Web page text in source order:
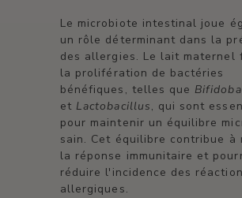
Le microbiote intestinal joue
un rôle déterminant dans la
des allergies. Le lait maternel
la prolifération de bactéries
bénéfiques, telles que
et Lactobacillus, qui sont
pour maintenir un équilibre
sain. Cet équilibre contribue à
la réponse immunitaire et
réduire l'incidence des
allergiques.